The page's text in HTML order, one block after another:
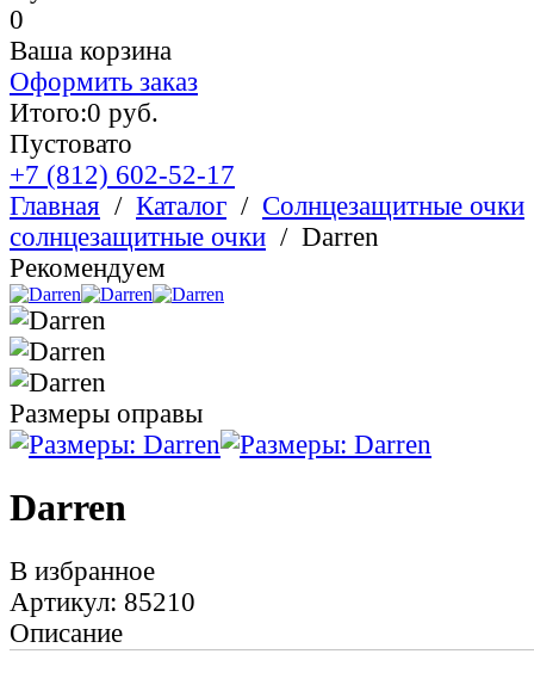
0
Ваша корзина
Оформить заказ
Итого:0 руб.
Пустовато
+7 (812) 602-52-17
Главная / Каталог / Солнцезащитные очки
солнцезащитные очки / Darren
Рекомендуем
Размеры оправы
Darren
В избранное
Артикул: 85210
Описание